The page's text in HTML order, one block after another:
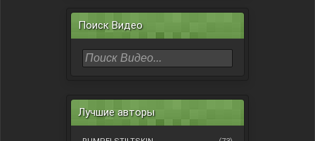
Поиск Видео
Лучшие авторы